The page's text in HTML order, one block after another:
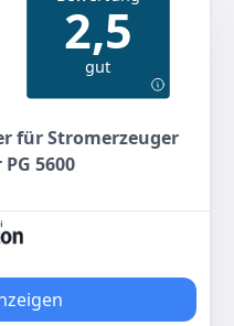
2,5
gut
für Stromerzeuger
5600